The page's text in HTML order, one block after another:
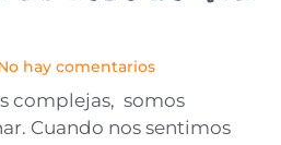
hay comentarios
complejas, somos
Cuando nos sentimos